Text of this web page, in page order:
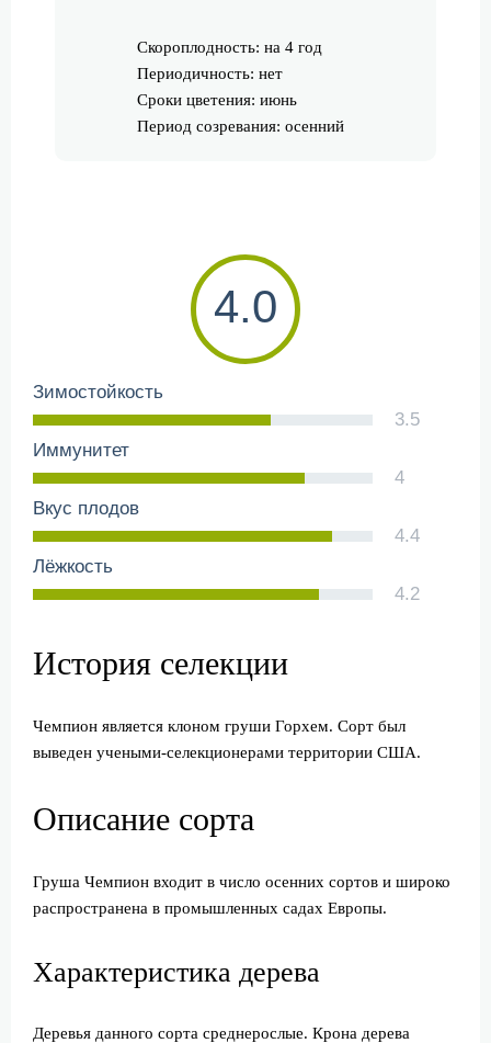
Скороплодность: на 4 год
Периодичность: нет
Сроки цветения: июнь
Период созревания: осенний
4.0
Зимостойкость
3.5
Иммунитет
4
Вкус плодов
4.4
Лёжкость
4.2
История селекции
Чемпион является клоном груши Горхем. Сорт был
выведен учеными-селекционерами территории США.
Описание сорта
Груша Чемпион входит в число осенних сортов и широко
распространена в промышленных садах Европы.
Характеристика дерева
Деревья данного сорта среднерослые. Крона дерева